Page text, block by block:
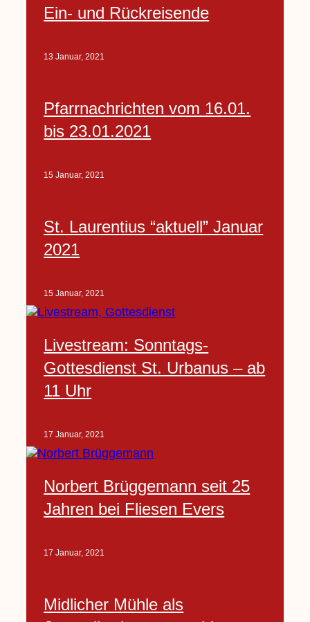
Ein- und Rückreisende
13 Januar, 2021
Pfarrnachrichten vom 16.01.
bis 23.01.2021
15 Januar, 2021
St. Laurentius “aktuell” Januar
2021
15 Januar, 2021
Livestream: Sonntags-
Gottesdienst St. Urbanus – ab
11 Uhr
17 Januar, 2021
Norbert Brüggemann seit 25
Jahren bei Fliesen Evers
17 Januar, 2021
Midlicher Mühle als